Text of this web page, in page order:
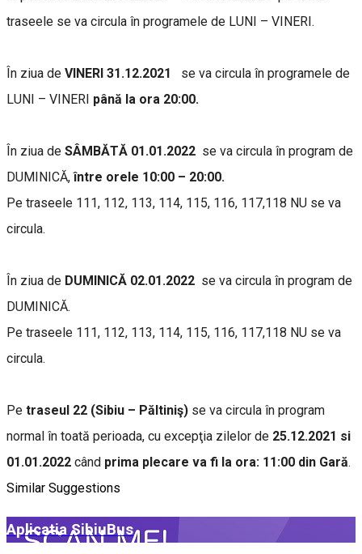
traseele se va circula în programele de LUNI – VINERI.
În ziua de VINERI 31.12.2021
se va circula în programele de
LUNI – VINERI până la ora 20:00.
În ziua de SÂMBĂTĂ 01.01.2022 se va circula în program de
DUMINICĂ,între orele 10:00 – 20:00.
Pe traseele 111, 112, 113, 114, 115, 116, 117,118 NU se va
circula.
În ziua de DUMINICĂ 02.01.2022 se va circula în program de
DUMINICĂ.
Pe traseele 111, 112, 113, 114, 115, 116, 117,118 NU se va
circula.
Pe traseul 22 (Sibiu – Păltiniş) se va circula în program
normal în toată perioada, cu excepţia zilelor de 25.12.2021 si
01.01.2022 când prima plecare va fi la ora: 11:00 din Gară.
Similar Suggestions
Aplicatia SibiuBus